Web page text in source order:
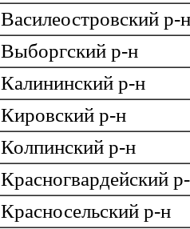
Василеостровский р-н
Выборгский р-н
Калининский р-н
Кировский р-н
Колпинский р-н
Красногвардейский
Красносельский р-н